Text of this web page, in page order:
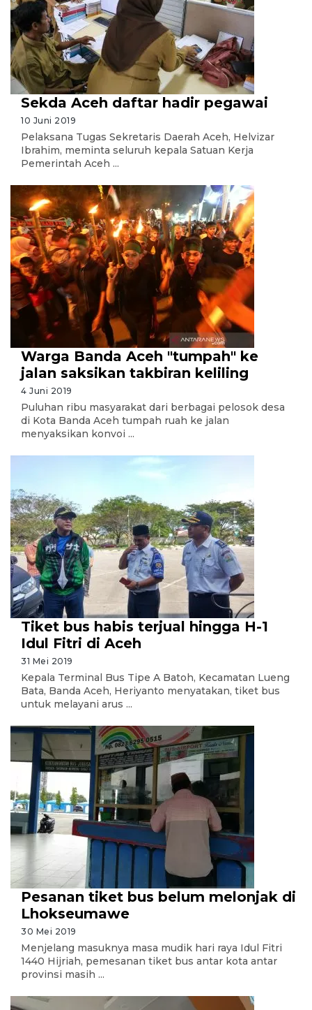
Sekda Aceh daftar hadir pegawai
10 Juni 2019
Pelaksana Tugas Sekretaris Daerah Aceh, Helvizar
Ibrahim, meminta seluruh kepala Satuan Kerja
Pemerintah Aceh ...
Warga Banda Aceh "tumpah" ke
jalan saksikan takbiran keliling
4 Juni 2019
Puluhan ribu masyarakat dari berbagai pelosok desa
di Kota Banda Aceh tumpah ruah ke jalan
menyaksikan konvoi ...
Tiket bus habis terjual hingga H-1
Idul Fitri di Aceh
31 Mei 2019
Kepala Terminal Bus Tipe A Batoh, Kecamatan Lueng
Bata, Banda Aceh, Heriyanto menyatakan, tiket bus
untuk melayani arus ...
Pesanan tiket bus belum melonjak di
Lhokseumawe
30 Mei 2019
Menjelang masuknya masa mudik hari raya Idul Fitri
1440 Hijriah, pemesanan tiket bus antar kota antar
provinsi masih ...